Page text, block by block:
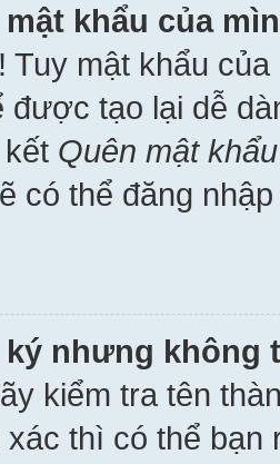
khẩu của
mật khẩu
được tạo lại dễ
Quên mật khẩu
có thể đăng
ký nhưng không
kiểm tra tên
thì có thể